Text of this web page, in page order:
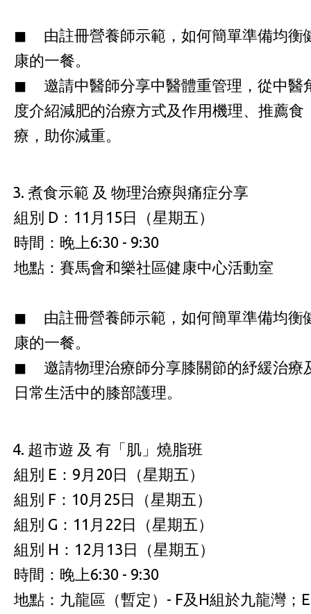
◼ 由註冊營養師示範，如何簡單準備均衡
康的一餐。
◼ 邀請中醫師分享中醫體重管理，從中醫
度介紹減肥的治療方式及作用機理、推薦食
療，助你減重。
煮食示範 及 物理治療與痛症分享
組別 D：11月15日（星期五）
時間：晚上6:30 - 9:30
地點：賽馬會和樂社區健康中心活動室
◼ 由註冊營養師示範，如何簡單準備均衡
康的一餐。
◼ 邀請物理治療師分享膝關節的紓緩治療
日常生活中的膝部護理。
超市遊 及 有「肌」燒脂班
組別 E：9月20日（星期五）
組別 F：10月25日（星期五）
組別 G：11月22日（星期五）
組別 H：12月13日（星期五）
時間：晚上6:30 - 9:30
地點：九龍區（暫定）- F及H組於九龍灣；E